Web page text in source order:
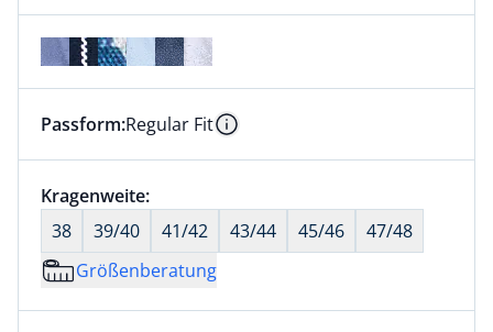
Dieser Artikel hat die Passform Regular Fit. für
Passform:Regular Fit Information
Größenauswahl:
Kragenweite:nichts ausgewählt
38
39/40 41/42 43/44 45/46
47/48
Größenberatung